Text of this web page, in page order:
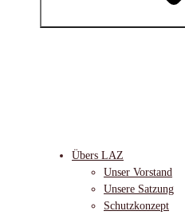
Übers LAZ
Unser Vorstand
Unsere Satzung
Schutzkonzept